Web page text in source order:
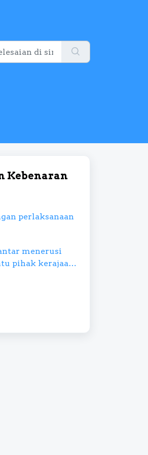
Kebenaran
perlaksanaan
menerusi
pihak kerajaan